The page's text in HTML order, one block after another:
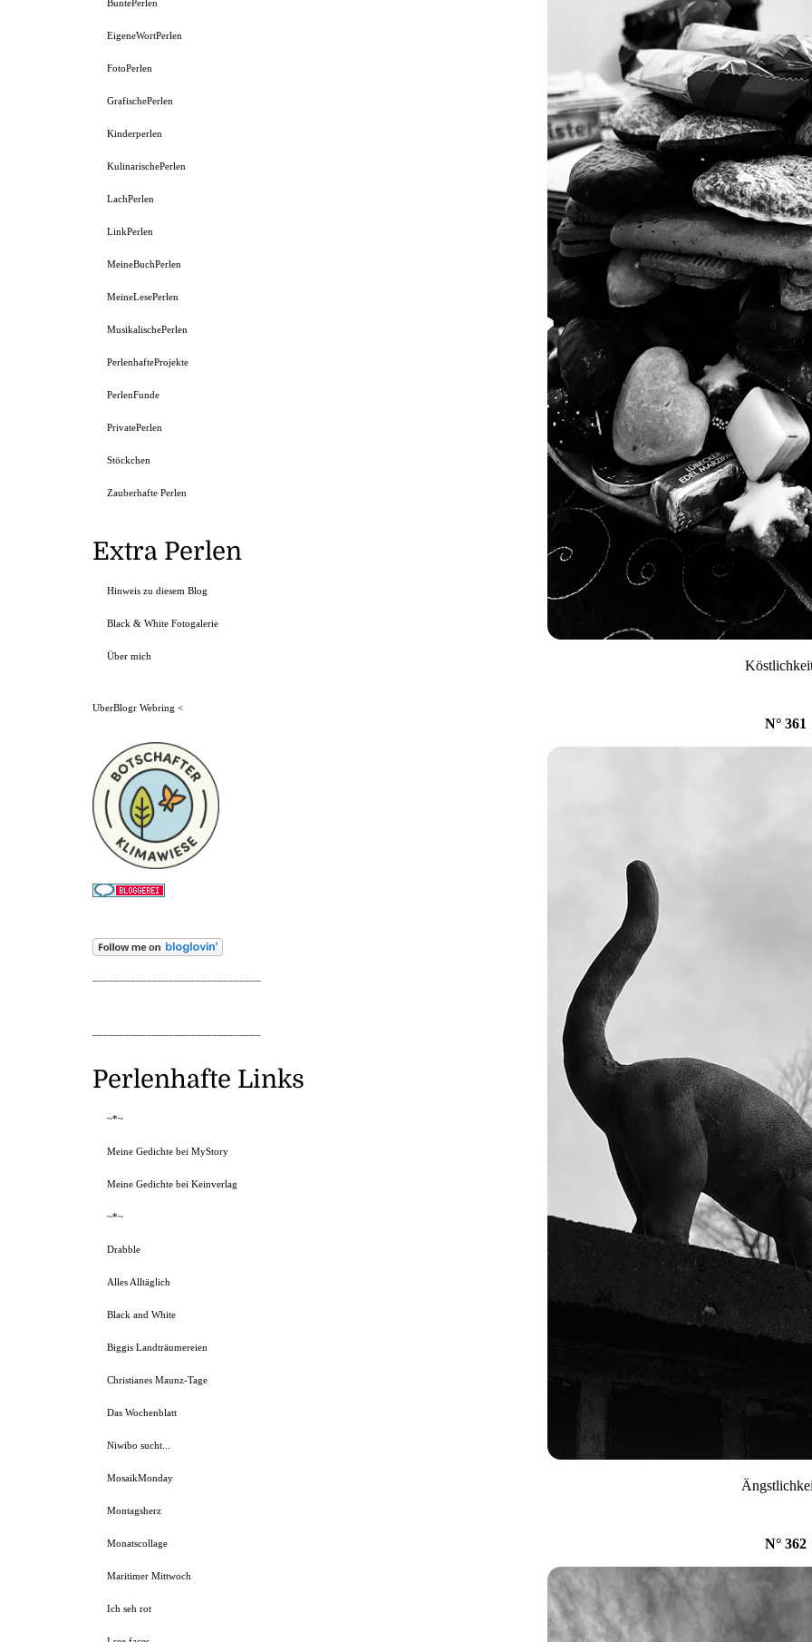
N° 361
N° 362
BuntePerlen
EigeneWortPerlen
FotoPerlen
GrafischePerlen
Kinderperlen
KulinarischePerlen
LachPerlen
LinkPerlen
MeineBuchPerlen
MeineLesePerlen
MusikalischePerlen
PerlenhafteProjekte
PerlenFunde
PrivatePerlen
Stöckchen
Zauberhafte Perlen
Extra Perlen
Hinweis zu diesem Blog
Black & White Fotogalerie
Über mich
UberBlogr Webring <
Perlenhafte Links
~*~
Meine Gedichte bei MyStory
Meine Gedichte bei Keinverlag
~*~
Drabble
Alles Alltäglich
Black and White
Biggis Landträumereien
Christianes Maunz-Tage
Das Wochenblatt
Niwibo sucht...
MosaikMonday
Montagsherz
Monatscollage
Maritimer Mittwoch
Ich seh rot